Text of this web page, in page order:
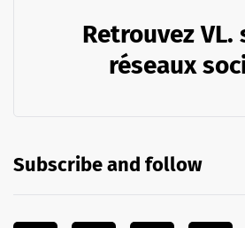
Retrouvez VL.
réseaux
Subscribe and follow